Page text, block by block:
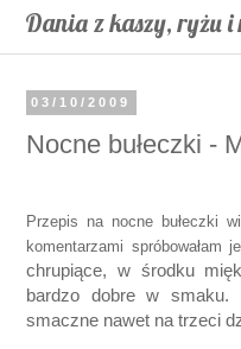
Dania z kaszy, ryżu
03/10/2009
Nocne bułeczki -
Przepis na nocne bułeczki
komentarzami spróbowałam
chrupiące, w środku
bardzo dobre w smaku.
smaczne nawet na trzeci